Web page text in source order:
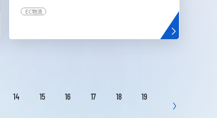
EC物流
14 15 16 17 18
19